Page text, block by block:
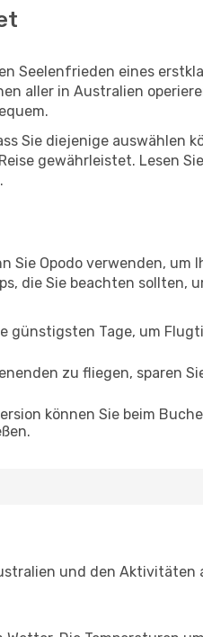
Seelenfrieden eines
aller in Australien
Sie diejenige auswählen
gewährleistet. Lesen
Opodo verwenden, um
die Sie beachten sollten,
günstigsten Tage, um
zu fliegen, sparen
können Sie beim
und den Aktivitäten